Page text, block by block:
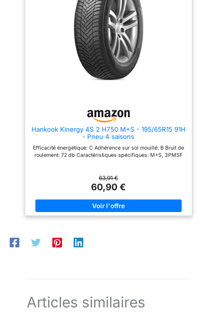
Hankook Kinergy 4S 2 H750 M+S - 195/65R15 91H
- Pneu 4 saisons
Efficacité énergétique: C Adhérence sur sol mouillé: B Bruit de
roulement: 72 db Caractéristiques spécifiques: M+S, 3PMSF
63,91 €
60,90 €
Articles similaires